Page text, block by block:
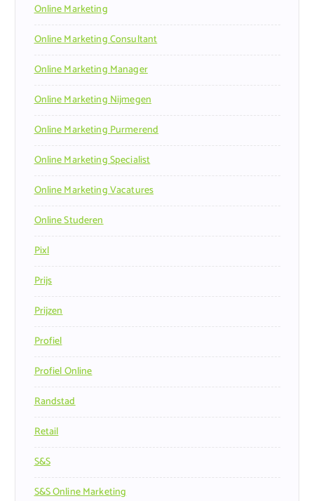
Online Marketing
Online Marketing Consultant
Online Marketing Manager
Online Marketing Nijmegen
Online Marketing Purmerend
Online Marketing Specialist
Online Marketing Vacatures
Online Studeren
Pixl
Prijs
Prijzen
Profiel
Profiel Online
Randstad
Retail
S&s
S&s Online Marketing